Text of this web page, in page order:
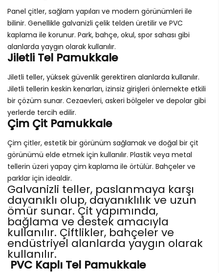
Panel çitler, sağlam yapıları ve modern görünümleri ile
bilinir. Genellikle galvanizli çelik telden üretilir ve PVC
kaplama ile korunur. Park, bahçe, okul, spor sahası gibi
alanlarda yaygın olarak kullanılır.
Jiletli Tel Pamukkale
Jiletli teller, yüksek güvenlik gerektiren alanlarda kullanılır.
Jiletli tellerin keskin kenarları, izinsiz girişleri önlemekte etkili
bir çözüm sunar. Cezaevleri, askeri bölgeler ve depolar gibi
yerlerde tercih edilir.
Çim Çit Pamukkale
Çim çitler, estetik bir görünüm sağlamak ve doğal bir çit
görünümü elde etmek için kullanılır. Plastik veya metal
tellerin üzeri yapay çim kaplama ile örtülür. Bahçeler ve
parklar için idealdir.
Galvanizli teller, paslanmaya karşı
dayanıklı olup, dayanıklılık ve uzun
ömür sunar. Çit yapımında,
bağlama ve destek amacıyla
kullanılır. Çiftlikler, bahçeler ve
endüstriyel alanlarda yaygın olarak
kullanılır.
PVC Kaplı Tel Pamukkale